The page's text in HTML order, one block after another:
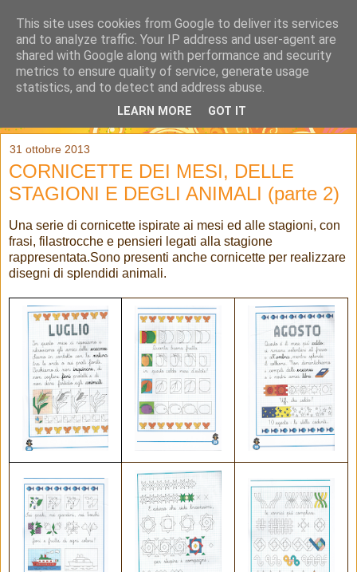
31 ottobre 2013
CORNICETTE DEI MESI, DELLE
STAGIONI E DEGLI ANIMALI (parte 2)
Una serie di cornicette ispirate ai mesi ed alle stagioni, con
frasi, filastrocche e pensieri legati alla stagione
rappresentata.Sono presenti anche cornicette per realizzare
disegni di splendidi animali.
This site uses cookies from Google to deliver its services
and to analyze traffic. Your IP address and user-agent are
shared with Google along with performance and security
metrics to ensure quality of service, generate usage
statistics, and to detect and address abuse.
LEARN MORE GOT IT